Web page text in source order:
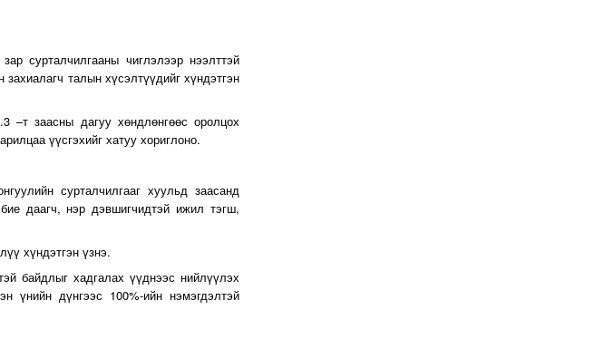
сурталчилгааны чиглэлээр нээлттэй
талын хүсэлтүүдийг хүндэтгэн
–т заасны дагуу хөндлөнгөөс оролцох
үүсгэхийг хатуу хориглоно.
сурталчилгааг хуульд заасанд
даагч, нэр дэвшигчидтэй ижил тэгш,
хүндэтгэн үзнэ.
байдлыг хадгалах үүднээс нийлүүлэх
үнийн дүнгээс 100%-ийн нэмэгдэлтэй